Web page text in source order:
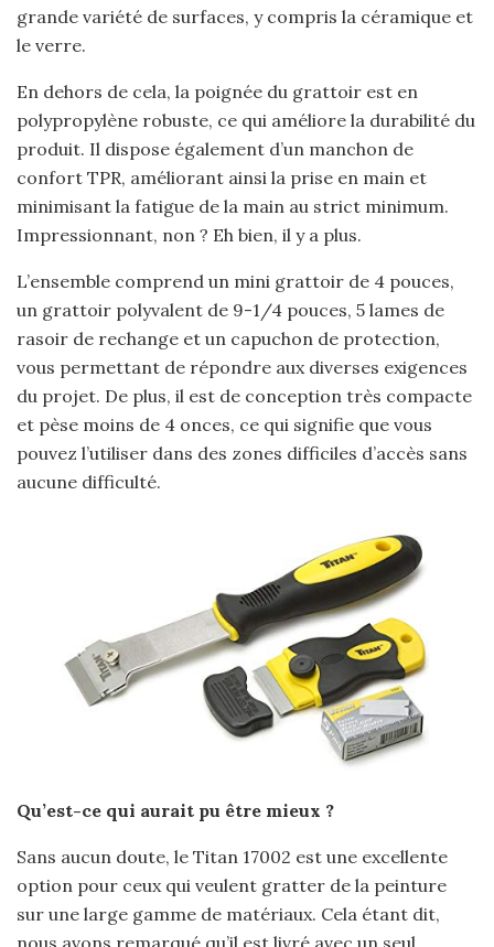
grande variété de surfaces, y compris la céramique et
le verre.
En dehors de cela, la poignée du grattoir est en
polypropylène robuste, ce qui améliore la durabilité du
produit. Il dispose également d’un manchon de
confort TPR, améliorant ainsi la prise en main et
minimisant la fatigue de la main au strict minimum.
Impressionnant, non ? Eh bien, il y a plus.
L’ensemble comprend un mini grattoir de 4 pouces,
un grattoir polyvalent de 9-1/4 pouces, 5 lames de
rasoir de rechange et un capuchon de protection,
vous permettant de répondre aux diverses exigences
du projet. De plus, il est de conception très compacte
et pèse moins de 4 onces, ce qui signifie que vous
pouvez l’utiliser dans des zones difficiles d’accès sans
aucune difficulté.
Qu’est-ce qui aurait pu être mieux ?
Sans aucun doute, le Titan 17002 est une excellente
option pour ceux qui veulent gratter de la peinture
sur une large gamme de matériaux. Cela étant dit,